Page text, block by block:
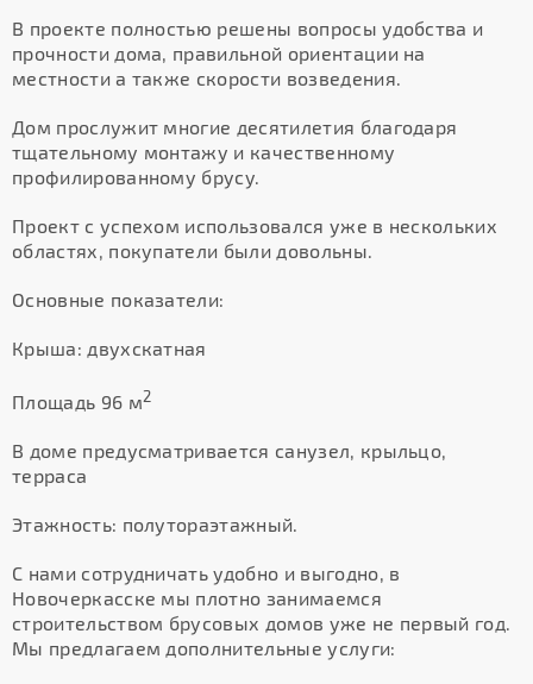
В проекте полностью решены вопросы удобства и
прочности дома, правильной ориентации на
местности а также скорости возведения.
Дом прослужит многие десятилетия благодаря
тщательному монтажу и качественному
профилированному брусу.
Проект с успехом использовался уже в нескольких
областях, покупатели были довольны.
Основные показатели:
Крыша: двухскатная
Площадь 96 м2
В доме предусматривается санузел, крыльцо,
терраса
Этажность: полутораэтажный.
С нами сотрудничать удобно и выгодно, в
Новочеркасске мы плотно занимаемся
строительством брусовых домов уже не первый год.
Мы предлагаем дополнительные услуги: